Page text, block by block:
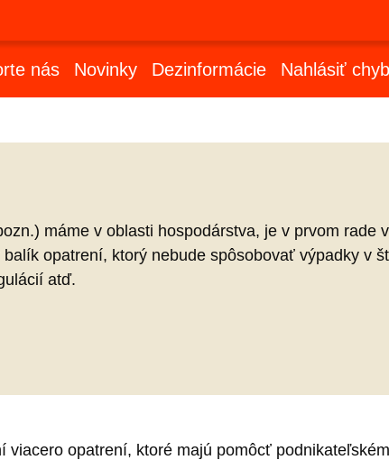
nás Novinky Dezinformácie Nahlásiť
máme v oblasti hospodárstva, je v prvom rade
opatrení, ktorý nebude spôsobovať výpadky v
atď.
viacero opatrení, ktoré majú pomôcť